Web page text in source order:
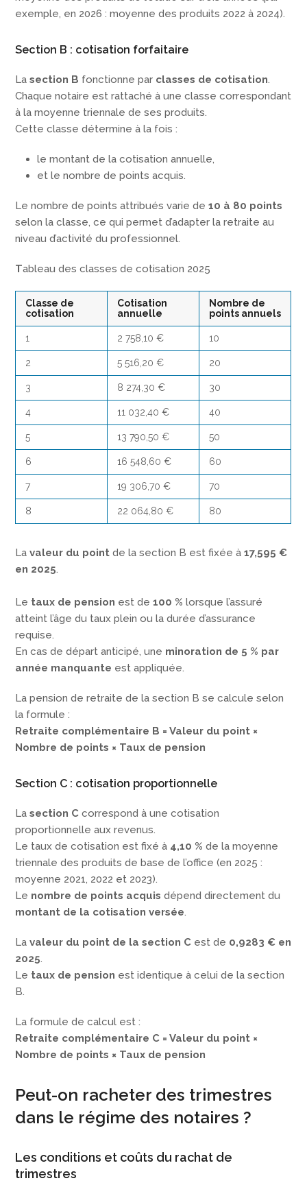
exemple, en 2026 : moyenne des produits 2022 à 2024).
Section B : cotisation forfaitaire
Lasection B fonctionne par classes de cotisation.
Chaque notaire est rattaché à une classe correspondant
à la moyenne triennale de ses produits.
Cette classe détermine à la fois :
le montant de la cotisation annuelle,
et le nombre de points acquis.
Le nombre de points attribués varie de10 à 80 points
selon la classe, ce qui permet d’adapter la retraite au
niveau d’activité du professionnel.
Tableau des classes de cotisation 2025
Classe de
cotisation
Cotisation
annuelle
Nombre de
points annuels
1 2 758,10 € 10
2 5 516,20 € 20
3 8 274,30 € 30
4 11 032,40 € 40
5 13 790,50 € 50
6 16 548,60 € 60
7 19 306,70 € 70
8 22 064,80 € 80
Lavaleur du point de la section B est fixée à17,595 €
en 2025.
Le taux de pension est de100 % lorsque l’assuré
atteint l’âge du taux plein ou la durée d’assurance
requise.
En cas de départ anticipé, une minoration de 5 % par
année manquante est appliquée.
La pension de retraite de la section B se calcule selon
la formule :
Retraite complémentaire B = Valeur du point ×
Nombre de points × Taux de pension
Section C : cotisation proportionnelle
Lasection C correspond à une cotisation
proportionnelle aux revenus.
Le taux de cotisation est fixé à 4,10 % de la moyenne
triennale des produits de base de l’office (en 2025 :
moyenne 2021, 2022 et 2023).
Le nombre de points acquis dépend directement du
montant de la cotisation versée.
Lavaleur du point de la section C est de 0,9283 € en
2025.
Le taux de pension est identique à celui de la section
B.
La formule de calcul est :
Retraite complémentaire C = Valeur du point ×
Nombre de points × Taux de pension
Peut-on racheter des trimestres
dans le régime des notaires ?
Les conditions et coûts du rachat de
trimestres